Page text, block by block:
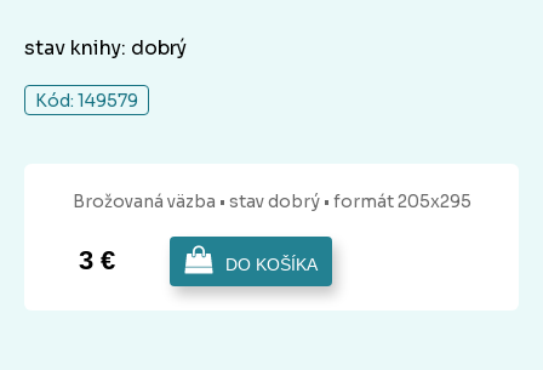
stav knihy: dobrý
Kód: 149579
Brožovaná väzba • stav dobrý • formát 205x295
3 € DO KOŠÍKA